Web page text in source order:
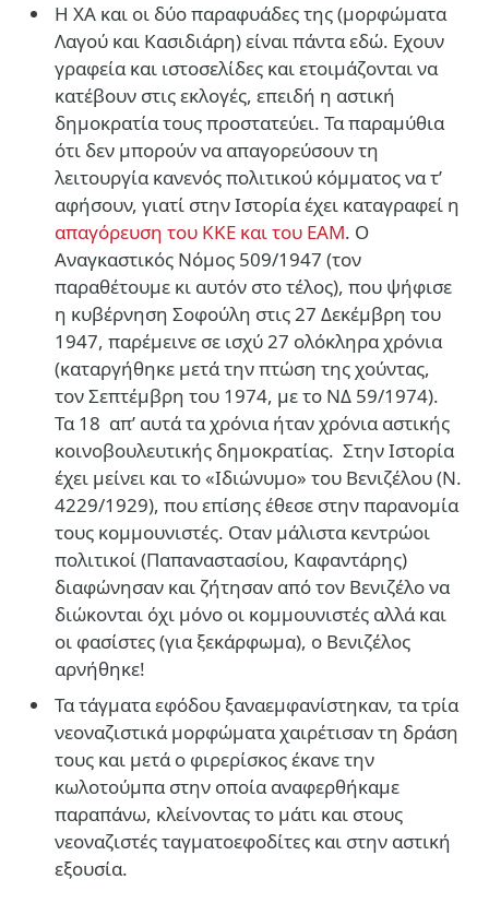
Η ΧΑ και οι δύο παραφυάδες της (μορφώματα
Λαγού και Κασιδιάρη) είναι πάντα εδώ. Εχουν
γραφεία και ιστοσελίδες και ετοιμάζονται να
κατέβουν στις εκλογές, επειδή η αστική
δημοκρατία τους προστατεύει. Τα παραμύθια
ότι δεν μπορούν να απαγορεύσουν τη
λειτουργία κανενός πολιτικού κόμματος να τ’
αφήσουν, γιατί στην Ιστορία έχει καταγραφεί η
απαγόρευση του ΚΚΕ και του ΕΑΜ. Ο
Αναγκαστικός Νόμος 509/1947 (τον
παραθέτουμε κι αυτόν στο τέλος), που ψήφισε
η κυβέρνηση Σοφούλη στις 27 Δεκέμβρη του
1947, παρέμεινε σε ισχύ 27 ολόκληρα χρόνια
(καταργήθηκε μετά την πτώση της χούντας,
τον Σεπτέμβρη του 1974, με το ΝΔ 59/1974).
Τα 18 απ’ αυτά τα χρόνια ήταν χρόνια αστικής
κοινοβουλευτικής δημοκρατίας. Στην Ιστορία
έχει μείνει και το «Ιδιώνυμο» του Βενιζέλου (Ν.
4229/1929), που επίσης έθεσε στην παρανομία
τους κομμουνιστές. Οταν μάλιστα κεντρώοι
πολιτικοί (Παπαναστασίου, Καφαντάρης)
διαφώνησαν και ζήτησαν από τον Βενιζέλο να
διώκονται όχι μόνο οι κομμουνιστές αλλά και
οι φασίστες (για ξεκάρφωμα), ο Βενιζέλος
αρνήθηκε!
Τα τάγματα εφόδου ξαναεμφανίστηκαν, τα τρία
νεοναζιστικά μορφώματα χαιρέτισαν τη δράση
τους και μετά ο φιρερίσκος έκανε την
κωλοτούμπα στην οποία αναφερθήκαμε
παραπάνω, κλείνοντας το μάτι και στους
νεοναζιστές ταγματοεφοδίτες και στην αστική
εξουσία.